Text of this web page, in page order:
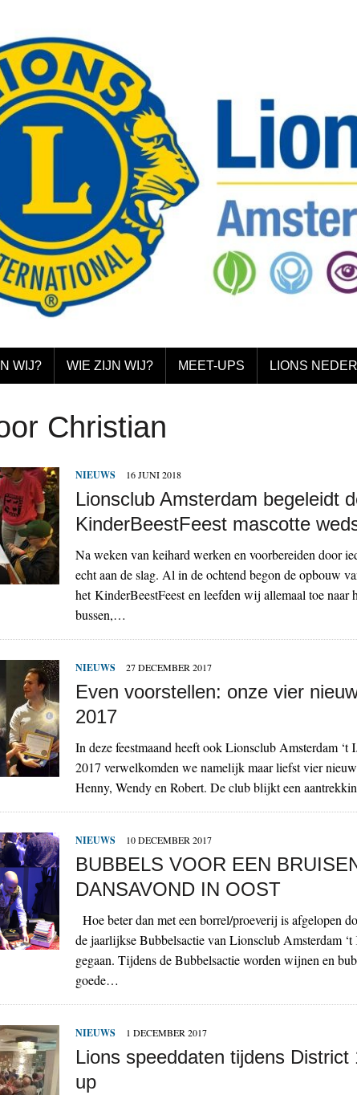
WIJ? WIE ZIJN WIJ? MEET-UPS LIONS
Christian
NIEUWS 16 JUNI 2018
Lionsclub Amsterdam begeleidt
KinderBeestFeest mascotte
Na weken van keihard werken en voorbereiden door
echt aan de slag. Al in de ochtend begon de opbouw
het KinderBeestFeest en leefden wij allemaal toe naar
bussen,…
NIEUWS 27 DECEMBER 2017
Even voorstellen: onze vier
2017
In deze feestmaand heeft ook Lionsclub Amsterdam ‘t
2017 verwelkomden we namelijk maar liefst vier
Henny, Wendy en Robert. De club blijkt een
NIEUWS 10 DECEMBER 2017
BUBBELS VOOR EEN
DANSAVOND IN OOST
Hoe beter dan met een borrel/proeverij is afgelopen
de jaarlijkse Bubbelsactie van Lionsclub Amsterdam
gegaan. Tijdens de Bubbelsactie worden wijnen en
goede…
NIEUWS 1 DECEMBER 2017
Lions speeddaten tijdens District
up